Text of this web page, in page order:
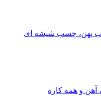
پهن، چسب شیشه ای
و همه کاره